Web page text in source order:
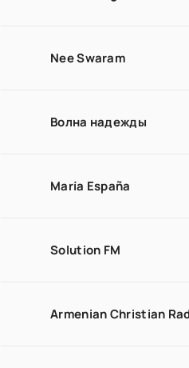
Nee Swaram
Волна надежды
María España
Solution FM
Armenian Christian